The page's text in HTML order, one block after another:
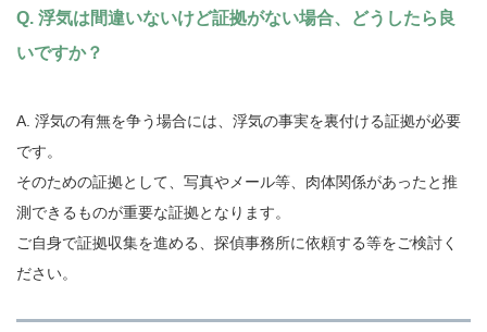
Q. 浮気は間違いないけど証拠がない場合、どうしたら良
いですか？
A. 浮気の有無を争う場合には、浮気の事実を裏付ける証拠が必要
です。
そのための証拠として、写真やメール等、肉体関係があったと推
測できるものが重要な証拠となります。
ご自身で証拠収集を進める、探偵事務所に依頼する等をご検討く
ださい。